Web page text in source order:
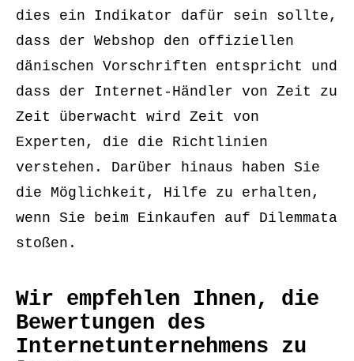
dies ein Indikator dafür sein sollte,
dass der Webshop den offiziellen
dänischen Vorschriften entspricht und
dass der Internet-Händler von Zeit zu
Zeit überwacht wird Zeit von
Experten, die die Richtlinien
verstehen. Darüber hinaus haben Sie
die Möglichkeit, Hilfe zu erhalten,
wenn Sie beim Einkaufen auf Dilemmata
stoßen.
Wir empfehlen Ihnen, die
Bewertungen des
Internetunternehmens zu